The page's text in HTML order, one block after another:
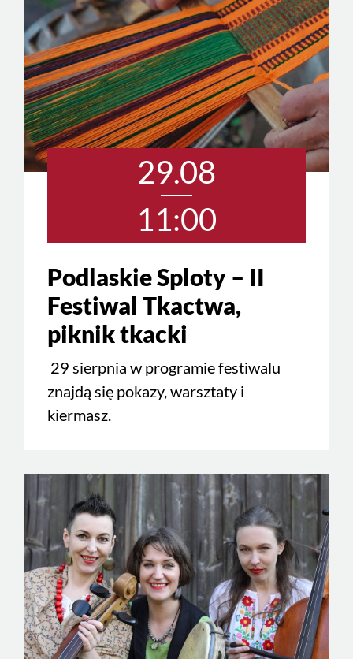
29.08
11:00
Podlaskie Sploty – II
Festiwal Tkactwa,
piknik tkacki
29 sierpnia w programie festiwalu
znajdą się pokazy, warsztaty i
kiermasz.